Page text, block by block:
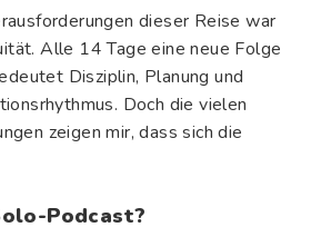
dieser Reise war
Alle 14 Tage eine neue Folge
Disziplin, Planung und
Doch die vielen
zeigen mir, dass sich die
Podcast?